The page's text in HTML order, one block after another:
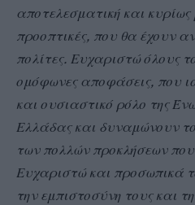
αποτελεσματική και
προοπτικές, που θα έχουν
πολίτες. Ευχαριστώ όλους
ομόφωνες αποφάσεις, που
και ουσιαστικό ρόλο της
Ελλάδας και δυναμώνουν
των πολλών προκλήσεων
Ευχαριστώ και προσωπικά
την εμπιστοσύνη τους και